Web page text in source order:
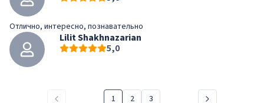
Отлично, интересно, познавательно
Lilit Shakhnazarian
5,0
1 2 3